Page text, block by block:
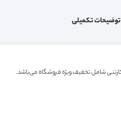
توضیحات تکمیلی